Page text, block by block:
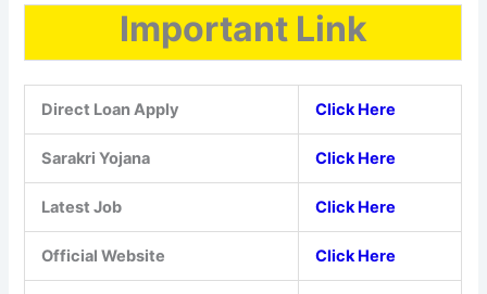
Important Link
Direct Loan Apply Click Here
Sarakri Yojana Click Here
Latest Job Click Here
Official Website Click Here